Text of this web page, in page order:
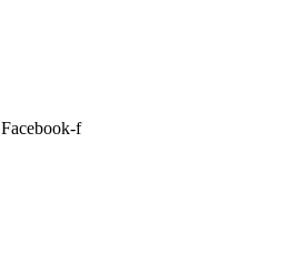
Facebook-f